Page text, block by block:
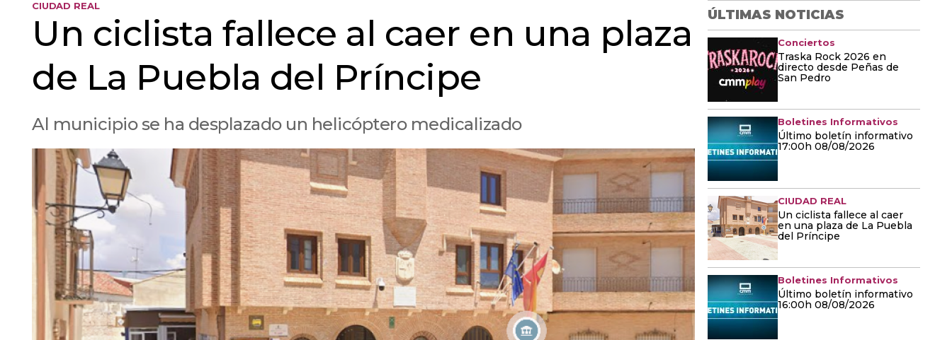
CIUDAD REAL
Un ciclista fallece al caer en una plaza
de La Puebla del Príncipe
Al municipio se ha desplazado un helicóptero medicalizado
ÚLTIMAS NOTICIAS
Conciertos
Traska Rock 2026 en
directo desde Peñas de
San Pedro
Boletines Informativos
Último boletín informativo
17:00h 08/08/2026
CIUDAD REAL
Un ciclista fallece al caer
en una plaza de La Puebla
del Príncipe
Boletines Informativos
Último boletín informativo
16:00h 08/08/2026